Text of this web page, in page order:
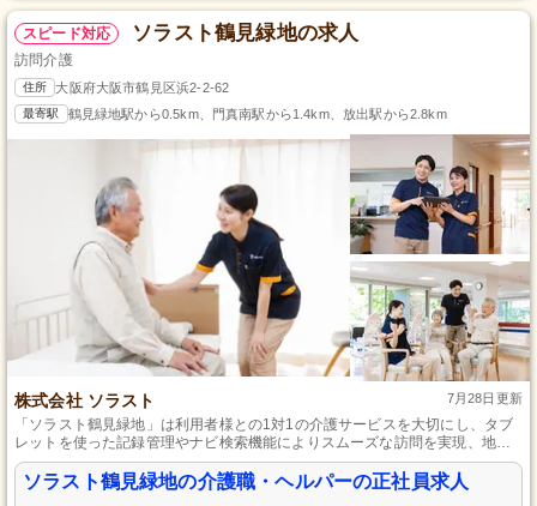
スピード対応 ソラスト鶴見緑地の求人
訪問介護
住所 大阪府大阪市鶴見区浜2-2-62
最寄駅 鶴見緑地駅から0.5km、門真南駅から1.4km、放出駅から2.8km
株式会社 ソラスト 7月28日更新
「ソラスト鶴見緑地」は利用者様との1対1の介護サービスを大切にし、タブ
レットを使った記録管理やナビ検索機能によりスムーズな訪問を実現、地域
とともに利用者の自立をサポートすることを理念に掲げています。全国600以
上の事業所運営の実績があり、ワークライフバランスとプライベートの充実
を推進、多くのスタッフが活躍中です。
ソラスト鶴見緑地の介護職・ヘルパーの正社員求人